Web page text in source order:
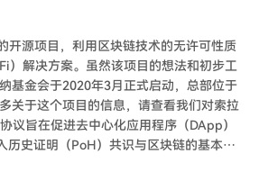
开源项目，利用区块链技术的无许可性质
）解决方案。虽然该项目的想法和初步工
基金会于2020年3月正式启动，总部位于
关于这个项目的信息，请查看我们对索拉
议旨在促进去中心化应用程序（DApp）
历史证明（PoH）共识与区块链的基本利